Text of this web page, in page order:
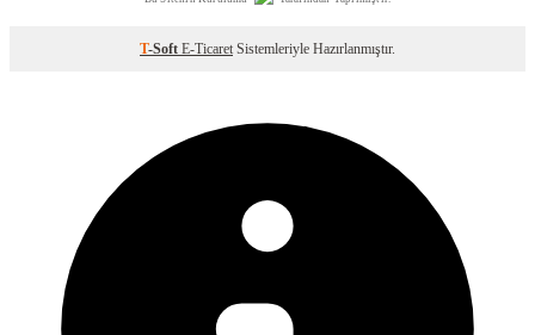
T-Soft E-Ticaret Sistemleriyle Hazırlanmıştır.